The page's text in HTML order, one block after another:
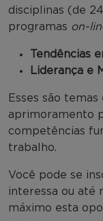
disciplinas (de
programas on-
Tendências
Liderança e
Esses são temas
aprimoramento
competências
trabalho.
Você pode se
interessa ou até
máximo esta